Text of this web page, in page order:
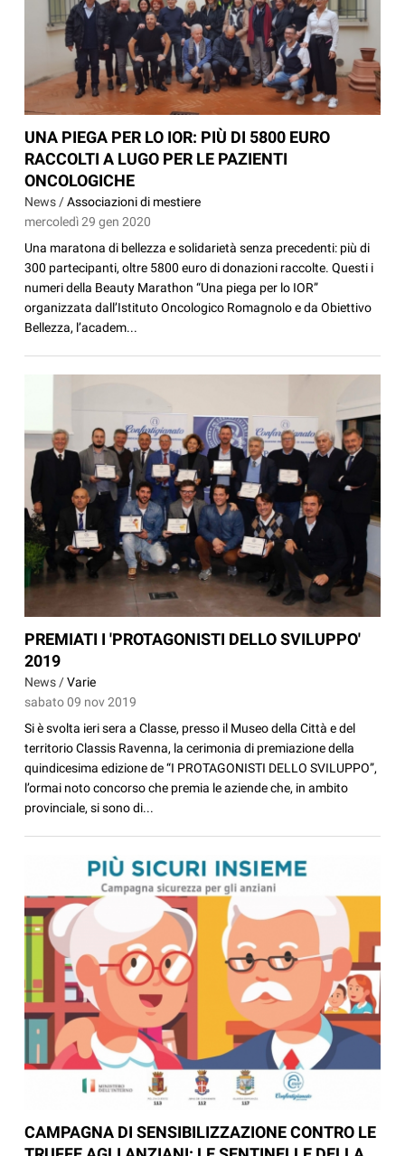
UNA PIEGA PER LO IOR: PIÙ DI 5800 EURO
RACCOLTI A LUGO PER LE PAZIENTI
ONCOLOGICHE
News /Associazioni di mestiere
mercoledì 29 gen 2020
Una maratona di bellezza e solidarietà senza precedenti: più di
300 partecipanti, oltre 5800 euro di donazioni raccolte. Questi i
numeri della Beauty Marathon “Una piega per lo IOR”
organizzata dall’Istituto Oncologico Romagnolo e da Obiettivo
Bellezza, l’academ...
PREMIATI I 'PROTAGONISTI DELLO SVILUPPO'
2019
News /Varie
sabato 09 nov 2019
Si è svolta ieri sera a Classe, presso il Museo della Città e del
territorio Classis Ravenna, la cerimonia di premiazione della
quindicesima edizione de “I PROTAGONISTI DELLO SVILUPPO”,
l’ormai noto concorso che premia le aziende che, in ambito
provinciale, si sono di...
CAMPAGNA DI SENSIBILIZZAZIONE CONTRO LE